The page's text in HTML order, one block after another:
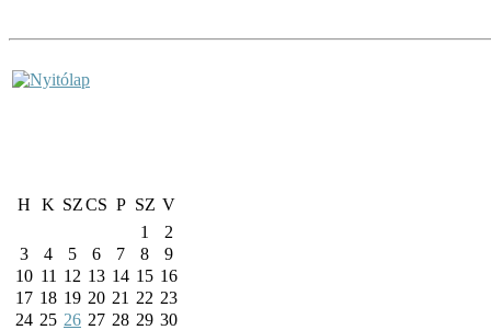
H K SZCS P SZ V
1
2
3
4 5 6 7 8
9
10 11 12 13 14 15 16
17 18 19 20 21 22 23
24 25 26 27 28 29 30